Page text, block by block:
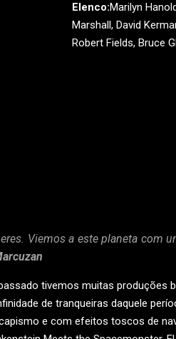
Elenco:Marilyn
Marshall, David
Robert Fields, Bruce
Viemos a este planeta com
tivemos muitas produções
de tranqueiras daquele
e com efeitos toscos de